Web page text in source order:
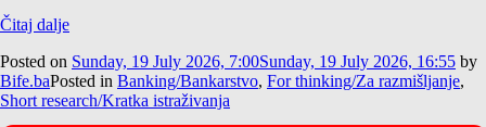
Čitaj dalje
Posted on Sunday, 19 July 2026, 7:00Sunday, 19 July 2026, 16:55 by
Bife.baPosted in Banking/Bankarstvo, For thinking/Za razmišljanje,
Short research/Kratka istraživanja